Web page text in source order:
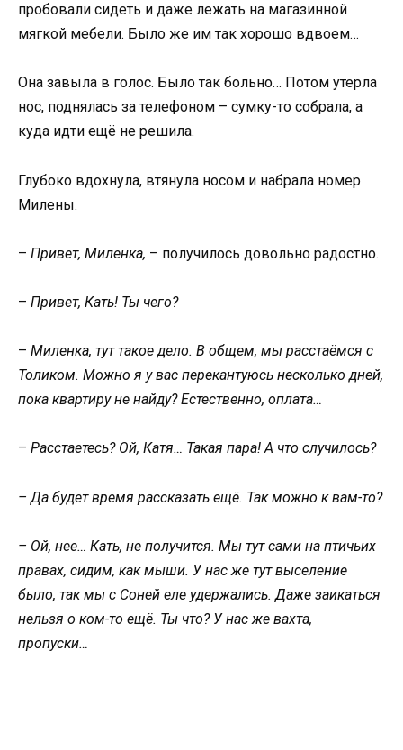
пробовали сидеть и даже лежать на магазинной
мягкой мебели. Было же им так хорошо вдвоем…
Она завыла в голос. Было так больно… Потом утерла
нос, поднялась за телефоном – сумку-то собрала, а
куда идти ещё не решила.
Глубоко вдохнула, втянула носом и набрала номер
Милены.
– Привет, Миленка, – получилось довольно радостно.
– Привет, Кать! Ты чего?
– Миленка, тут такое дело. В общем, мы расстаёмся с
Толиком. Можно я у вас перекантуюсь несколько дней,
пока квартиру не найду? Естественно, оплата…
– Расстаетесь? Ой, Катя… Такая пара! А что случилось?
– Да будет время рассказать ещё. Так можно к вам-то?
– Ой, нее… Кать, не получится. Мы тут сами на птичьих
правах, сидим, как мыши. У нас же тут выселение
было, так мы с Соней еле удержались. Даже заикаться
нельзя о ком-то ещё. Ты что? У нас же вахта,
пропуски…